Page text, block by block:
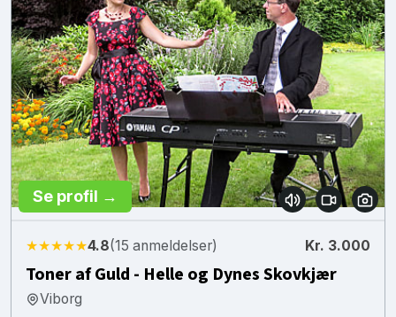
Se profil →
★★★★★4.8(15 anmeldelser) Kr. 3.000
Toner af Guld - Helle og Dynes Skovkjær
Viborg